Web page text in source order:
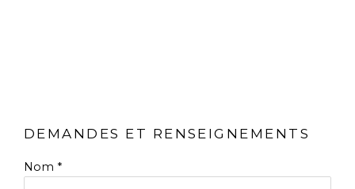
DEMANDES ET RENSEIGNEMENTS
Nom *